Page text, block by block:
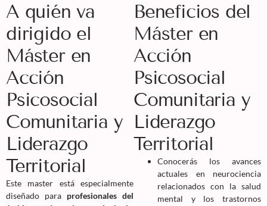
A quién va
dirigido el
Máster en
Acción
Psicosocial
Comunitaria y
Liderazgo
Territorial
Este master está especialmente
diseñado para profesionales del
Beneficios del
Máster en
Acción
Psicosocial
Comunitaria y
Liderazgo
Territorial
Conocerás los avances
actuales en neurociencia
relacionados con la salud
mental y los trastornos